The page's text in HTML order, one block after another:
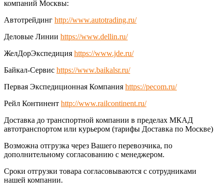
компаний Москвы:
Автотрейдинг http://www.autotrading.ru/
Деловые Линии https://www.dellin.ru/
ЖелДорЭкспедиция https://www.jde.ru/
Байкал-Сервис https://www.baikalsr.ru/
Первая Экспедиционная Компания https://pecom.ru/
Рейл Континент http://www.railcontinent.ru/
Доставка до транспортной компании в пределах МКАД
автотранспортом или курьером (тарифы Доставка по Москве)
Возможна отгрузка через Вашего перевозчика, по
дополнительному согласованию с менеджером.
Сроки отгрузки товара согласовываются с сотрудниками
нашей компании.